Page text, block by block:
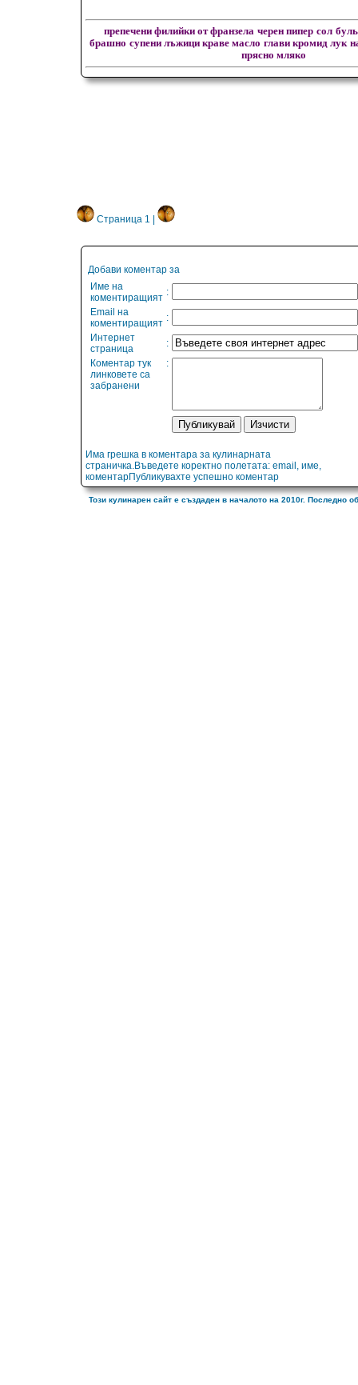
препечени филийки от франзела черен пипер сол
брашно супени лъжици краве масло глави кромид лук
прясно мляко
Страница 1 |
Добави коментар за
Име на
коментиращият :
Email на
коментиращият :
Интернет
страница
:
Коментар тук
линковете са
забранени
:
Има грешка в коментара за кулинарната
страничка.Въведете коректно полетата: email, име,
коментарПубликувахте успешно коментар
Този кулинарен сайт е създаден в началото на 2010г. Последно